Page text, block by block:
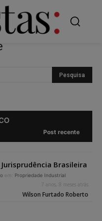
Post recente
Brasileira
em: Propriedade Industrial
7 anos, 8 meses atrás
Wilson Furtado Roberto